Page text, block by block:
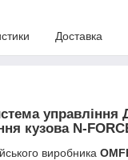
Доставка
управління
кузова N-
виробника